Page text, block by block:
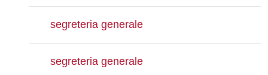
segreteria generale
segreteria generale